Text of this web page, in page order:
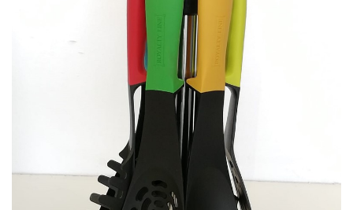
ELECTRODOMÉSTICOS
MENAJE DE COCINA
UTENSILIO DE COCINA
Para cocinar (espátulas, batidora,...)
TAJÍN DE ACERO INOXIDABLE